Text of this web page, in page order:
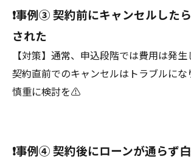
❗️事例③ 契約前にキャンセルした
された
【対策】通常、申込段階では費用は発生
契約直前でのキャンセルはトラブルにな
慎重に検討を⚠️
❗️事例④ 契約後にローンが通らず